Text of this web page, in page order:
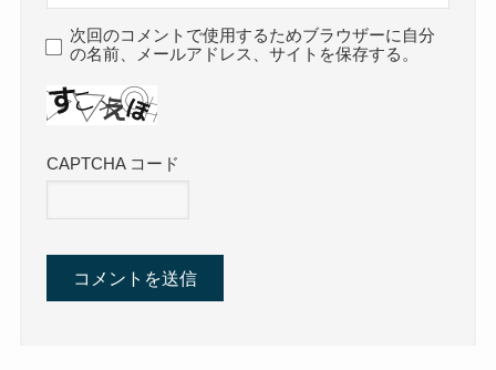
次回のコメントで使用するためブラウザーに自分
の名前、メールアドレス、サイトを保存する。
CAPTCHA コード